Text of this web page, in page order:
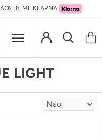
ΜΕ KLARNA
LIGHT